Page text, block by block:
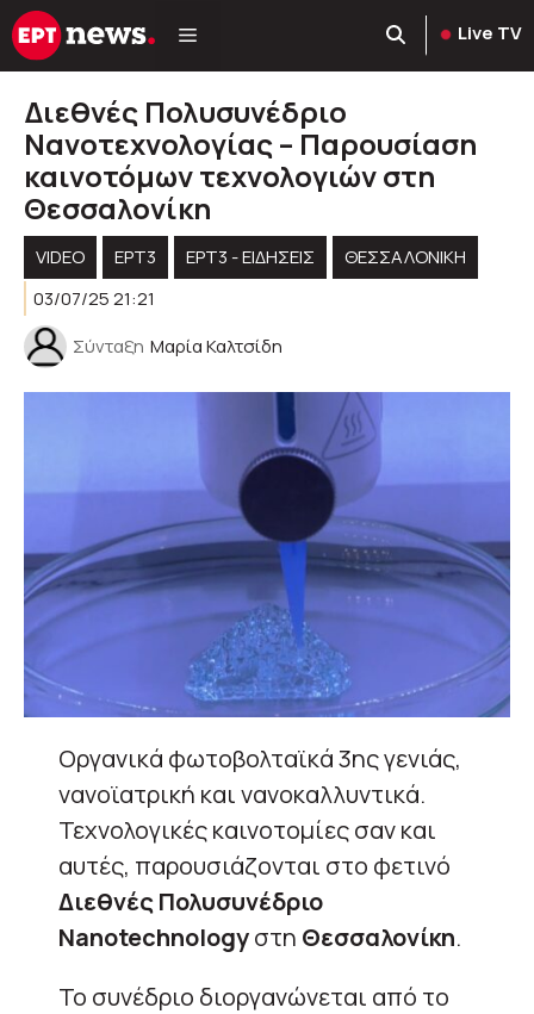
Μετάβαση
σε
Live TV
Διεθνές Πολυσυνέδριο
Νανοτεχνολογίας – Παρουσίαση
καινοτόμων τεχνολογιών στη
Θεσσαλονίκη
VIDEO ΕΡΤ3 ΕΡΤ3 - ΕΙΔΉΣΕΙΣ
ΘΕΣΣΑΛΟΝΙΚΗ
03/07/25 21:21
Σύνταξη Μαρία Καλτσίδη
Οργανικά φωτοβολταϊκά 3ης γενιάς,
νανοϊατρική και νανοκαλλυντικά.
Τεχνολογικές καινοτομίες σαν και
αυτές, παρουσιάζονται στο φετινό
Διεθνές Πολυσυνέδριο
Nanotechnologyστη Θεσσαλονίκη.
Το συνέδριο διοργανώνεται από το